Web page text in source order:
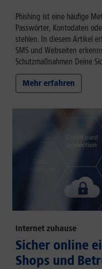
Phishing ist eine häufige
Passwörter, Kontodaten
stehlen. In diesem Artikel
SMS und Webseiten
Schutzmaßnahmen Deine
Mehr erfahren
Internet zuhause
Sicher online
Shops und